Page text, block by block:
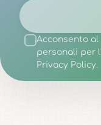
Acconsento
personali per
Privacy Policy.